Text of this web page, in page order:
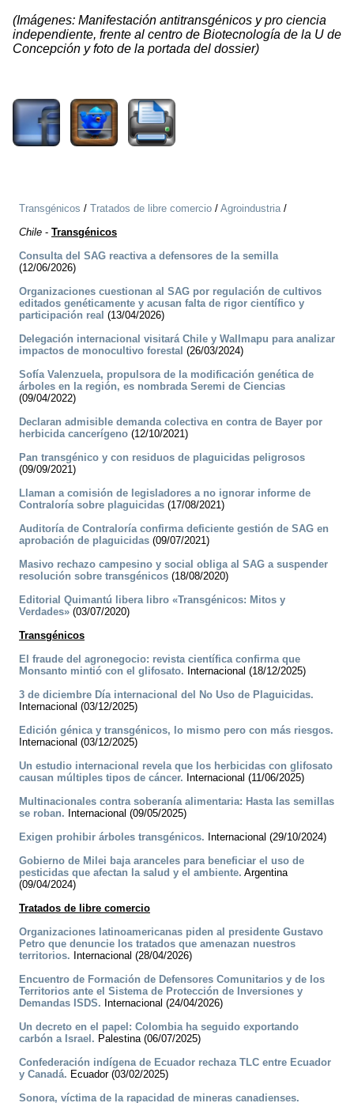
(Imágenes: Manifestación antitransgénicos y pro ciencia
independiente, frente al centro de Biotecnología de la U de
Concepción y foto de la portada del dossier)
Transgénicos / Tratados de libre comercio / Agroindustria/
Chile - Transgénicos
Consulta del SAG reactiva a defensores de la semilla
(12/06/2026)
Organizaciones cuestionan al SAG por regulación de cultivos
editados genéticamente y acusan falta de rigor científico y
participación real (13/04/2026)
Delegación internacional visitará Chile y Wallmapu para analizar
impactos de monocultivo forestal (26/03/2024)
Sofía Valenzuela, propulsora de la modificación genética de
árboles en la región, es nombrada Seremi de Ciencias
(09/04/2022)
Declaran admisible demanda colectiva en contra de Bayer por
herbicida cancerígeno (12/10/2021)
Pan transgénico y con residuos de plaguicidas peligrosos
(09/09/2021)
Llaman a comisión de legisladores a no ignorar informe de
Contraloría sobre plaguicidas (17/08/2021)
Auditoría de Contraloría confirma deficiente gestión de SAG en
aprobación de plaguicidas (09/07/2021)
Masivo rechazo campesino y social obliga al SAG a suspender
resolución sobre transgénicos (18/08/2020)
Editorial Quimantú libera libro «Transgénicos: Mitos y
Verdades» (03/07/2020)
Transgénicos
El fraude del agronegocio: revista científica confirma que
Monsanto mintió con el glifosato. Internacional (18/12/2025)
3 de diciembre Día internacional del No Uso de Plaguicidas.
Internacional (03/12/2025)
Edición génica y transgénicos, lo mismo pero con más riesgos.
Internacional (03/12/2025)
Un estudio internacional revela que los herbicidas con glifosato
causan múltiples tipos de cáncer. Internacional (11/06/2025)
Multinacionales contra soberanía alimentaria: Hasta las semillas
se roban. Internacional (09/05/2025)
Exigen prohibir árboles transgénicos. Internacional (29/10/2024)
Gobierno de Milei baja aranceles para beneficiar el uso de
pesticidas que afectan la salud y el ambiente. Argentina
(09/04/2024)
Tratados de libre comercio
Organizaciones latinoamericanas piden al presidente Gustavo
Petro que denuncie los tratados que amenazan nuestros
territorios. Internacional (28/04/2026)
Encuentro de Formación de Defensores Comunitarios y de los
Territorios ante el Sistema de Protección de Inversiones y
Demandas ISDS. Internacional (24/04/2026)
Un decreto en el papel: Colombia ha seguido exportando
carbón a Israel. Palestina (06/07/2025)
Confederación indígena de Ecuador rechaza TLC entre Ecuador
y Canadá. Ecuador (03/02/2025)
Sonora, víctima de la rapacidad de mineras canadienses.